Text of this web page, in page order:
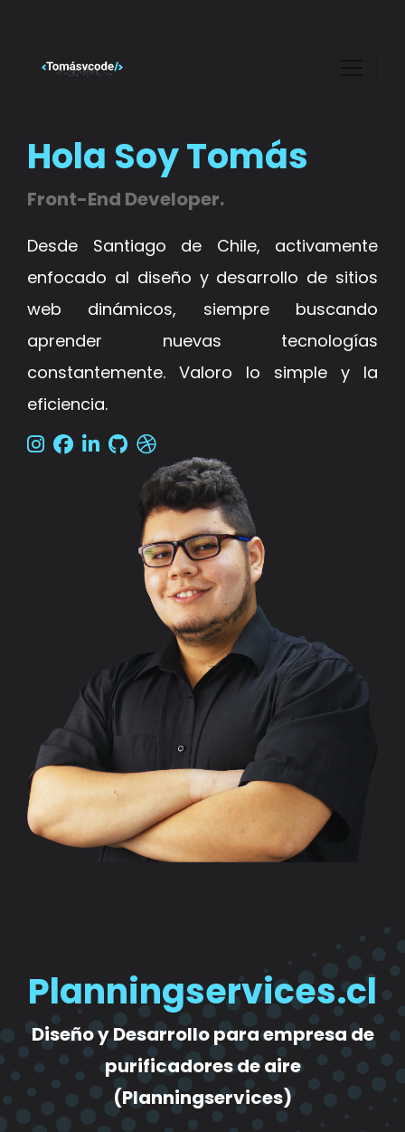
Hola Soy Tomás
Front-End Developer.
Desde Santiago de Chile, activamente
enfocado al diseño y desarrollo de sitios
web dinámicos, siempre buscando
aprender nuevas tecnologías
constantemente. Valoro lo simple y la
eficiencia.
Planningservices.cl
Diseño y Desarrollo para empresa de
purificadores de aire
(Planningservices)